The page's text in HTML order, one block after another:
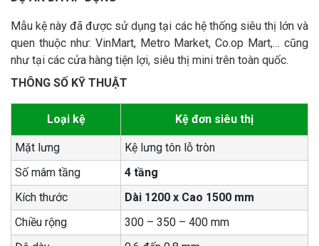
Mẫu kệ này đã được sử dụng tại các hệ thống siêu thị lớn và
quen thuộc như: VinMart, Metro Market, Co.op Mart,… cũng
như tại các cửa hàng tiện lợi, siêu thị mini trên toàn quốc.
THÔNG SỐ KỸ THUẬT
Loại kệ Kệ đơn siêu thị
Mặt lưng
Kệ lưng tôn lỗ tròn
Số mâm tầng
4 tầng
Kích thước
Dài 1200 x Cao 1500 mm
Chiều rộng
300 – 350 – 400 mm